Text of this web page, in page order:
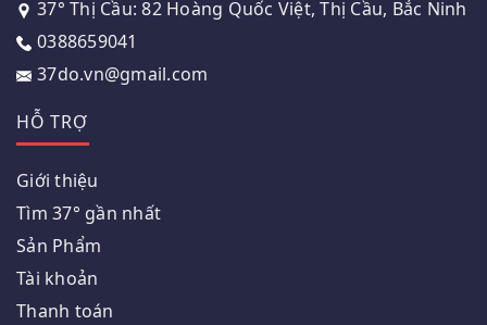
37° Thị Cầu: 82 Hoàng Quốc Việt, Thị Cầu, Bắc Ninh
0388659041
37do.vn@gmail.com
HỖ TRỢ
Giới thiệu
Tìm 37° gần nhất
Sản Phẩm
Tài khoản
Thanh toán